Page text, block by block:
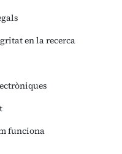
en la recerca
funciona